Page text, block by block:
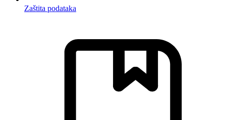
Zaštita podataka